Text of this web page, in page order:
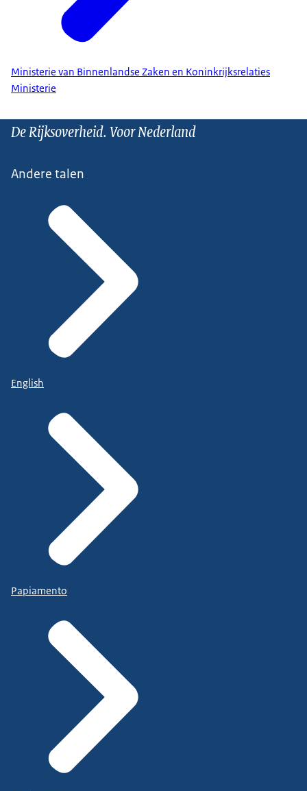
Ministerie van Binnenlandse Zaken en Koninkrijksrelaties
Ministerie
De Rijksoverheid. Voor Nederland
Andere talen
English
Papiamento